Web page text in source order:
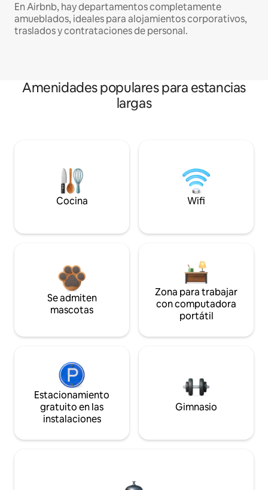
En Airbnb, hay departamentos completamente
amueblados, ideales para alojamientos corporativos,
traslados y contrataciones de personal.
Amenidades populares para estancias
largas
Cocina Wifi
Se admiten
mascotas
Zona para trabajar
con computadora
portátil
Estacionamiento
gratuito en las
instalaciones
Gimnasio